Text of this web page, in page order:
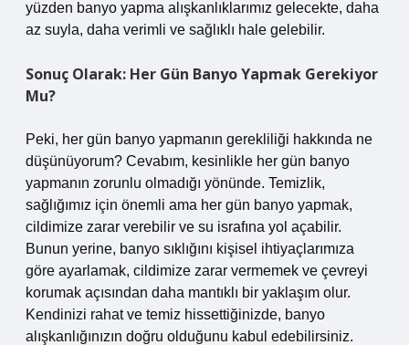
yüzden banyo yapma alışkanlıklarımız gelecekte, daha
az suyla, daha verimli ve sağlıklı hale gelebilir.
Sonuç Olarak: Her Gün Banyo Yapmak Gerekiyor
Mu?
Peki, her gün banyo yapmanın gerekliliği hakkında ne
düşünüyorum? Cevabım, kesinlikle her gün banyo
yapmanın zorunlu olmadığı yönünde. Temizlik,
sağlığımız için önemli ama her gün banyo yapmak,
cildimize zarar verebilir ve su israfına yol açabilir.
Bunun yerine, banyo sıklığını kişisel ihtiyaçlarımıza
göre ayarlamak, cildimize zarar vermemek ve çevreyi
korumak açısından daha mantıklı bir yaklaşım olur.
Kendinizi rahat ve temiz hissettiğinizde, banyo
alışkanlığınızın doğru olduğunu kabul edebilirsiniz.